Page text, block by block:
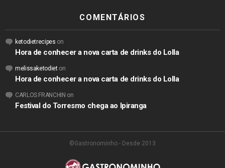
COMENTÁRIOS
ketodietrecipes on
Hora de conhecer a nova carta de drinks do Lolla
melissaketodieton
Hora de conhecer a nova carta de drinks do Lolla
CARLOS FRANCHIN on
Festival do Torresmo chega ao Ipiranga
©Gastronominho - Desde 2013